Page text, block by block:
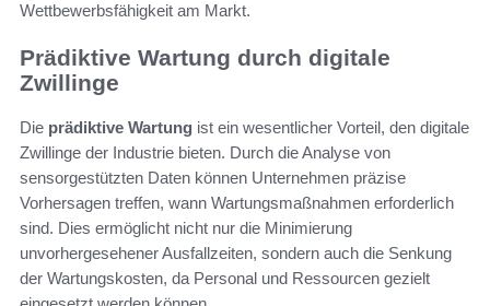
Wettbewerbsfähigkeit am Markt.
Prädiktive Wartung durch digitale
Zwillinge
Die prädiktive Wartung ist ein wesentlicher Vorteil, den digitale
Zwillinge der Industrie bieten. Durch die Analyse von
sensorgestützten Daten können Unternehmen präzise
Vorhersagen treffen, wann Wartungsmaßnahmen erforderlich
sind. Dies ermöglicht nicht nur die Minimierung
unvorhergesehener Ausfallzeiten, sondern auch die Senkung
der Wartungskosten, da Personal und Ressourcen gezielt